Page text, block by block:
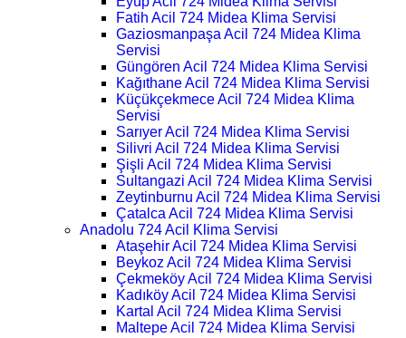
Fatih Acil 724 Midea Klima Servisi
Gaziosmanpaşa Acil 724 Midea Klima
Servisi
Güngören Acil 724 Midea Klima Servisi
Kağıthane Acil 724 Midea Klima Servisi
Küçükçekmece Acil 724 Midea Klima
Servisi
Sarıyer Acil 724 Midea Klima Servisi
Silivri Acil 724 Midea Klima Servisi
Şişli Acil 724 Midea Klima Servisi
Sultangazi Acil 724 Midea Klima Servisi
Zeytinburnu Acil 724 Midea Klima Servisi
Çatalca Acil 724 Midea Klima Servisi
Anadolu 724 Acil Klima Servisi
Ataşehir Acil 724 Midea Klima Servisi
Beykoz Acil 724 Midea Klima Servisi
Çekmeköy Acil 724 Midea Klima Servisi
Kadıköy Acil 724 Midea Klima Servisi
Kartal Acil 724 Midea Klima Servisi
Maltepe Acil 724 Midea Klima Servisi